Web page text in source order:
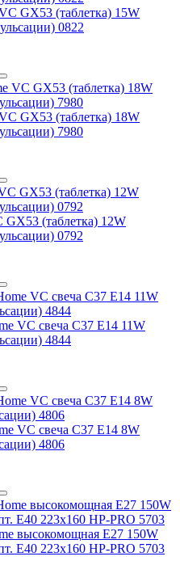
GX53 (таблетка) 15W
0822
GX53 (таблетка) 18W
7980
(таблетка) 12W
0792
VC свеча C37 E14 11W
4844
VC свеча C37 E14 8W
4806
высокомощная E27 150W
E40 223x160 HP-PRO 5703